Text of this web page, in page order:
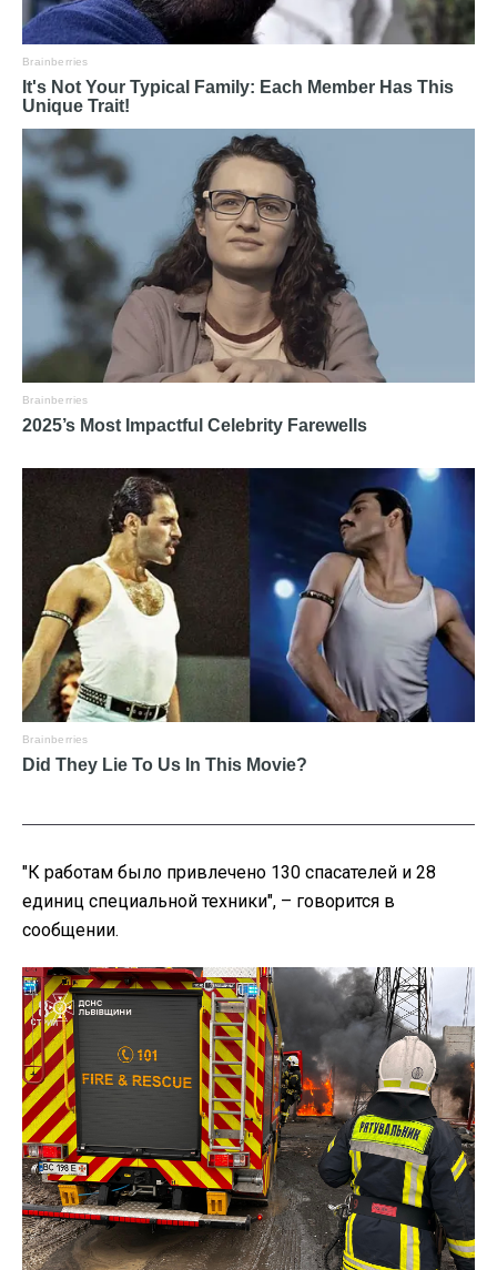
"К работам было привлечено 130 спасателей и 28
единиц специальной техники", – говорится в
сообщении.